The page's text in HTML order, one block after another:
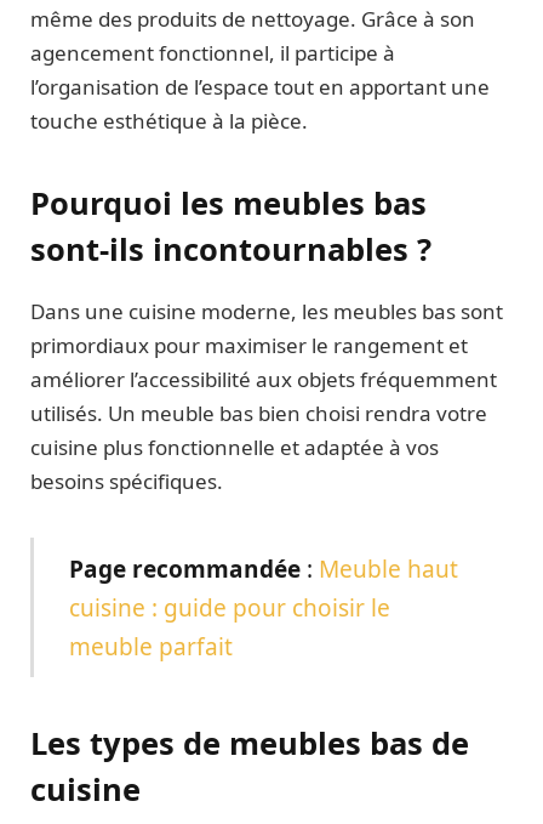
même des produits de nettoyage. Grâce à son
agencement fonctionnel, il participe à
l’organisation de l’espace tout en apportant une
touche esthétique à la pièce.
Pourquoi les meubles bas
sont-ils incontournables ?
Dans une cuisine moderne, les meubles bas sont
primordiaux pour maximiser le rangement et
améliorer l’accessibilité aux objets fréquemment
utilisés. Un meuble bas bien choisi rendra votre
cuisine plus fonctionnelle et adaptée à vos
besoins spécifiques.
Page recommandée: Meuble haut
cuisine : guide pour choisir le
meuble parfait
Les types de meubles bas de
cuisine